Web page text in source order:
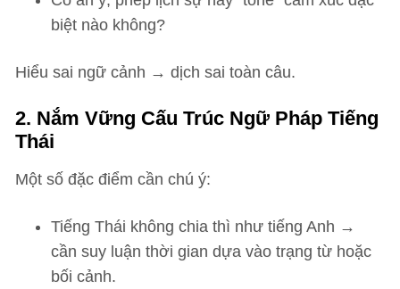
biệt nào không?
Hiểu sai ngữ cảnh → dịch sai toàn câu.
2. Nắm Vững Cấu Trúc Ngữ Pháp Tiếng
Thái
Một số đặc điểm cần chú ý:
Tiếng Thái không chia thì như tiếng Anh →
cần suy luận thời gian dựa vào trạng từ hoặc
bối cảnh.